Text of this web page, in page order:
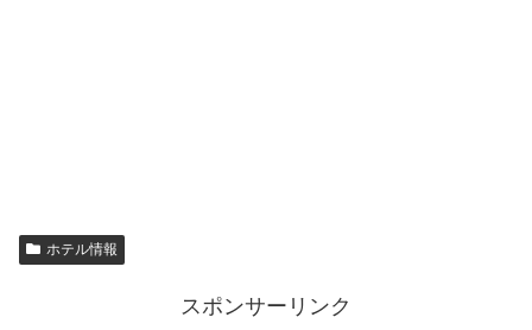
ホテル情報
スポンサーリンク